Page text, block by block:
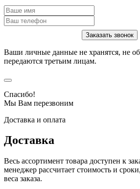
Ваши личные данные не хранятся, не
передаются третьим лицам.
Спасибо!
Мы Вам перезвоним
Доставка и оплата
Доставка
Весь ассортимент товара доступен к
менеджер рассчитает стоимость и
веса заказа.